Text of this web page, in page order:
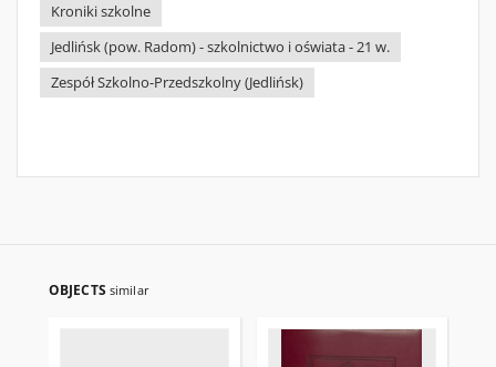
Kroniki szkolne
Jedlińsk (pow. Radom) - szkolnictwo i oświata - 21 w.
Zespół Szkolno-Przedszkolny (Jedlińsk)
OBJECTS similar